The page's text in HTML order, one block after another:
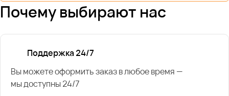
Почему выбирают нас
Поддержка 24/7
Вы можете оформить заказ в любое время —
мы доступны 24/7